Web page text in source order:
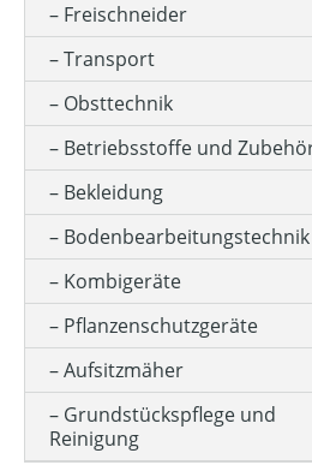
HUBRAUM (IN CM³)
KLASSIFIZIERUNG
MOTOR-ZYLINDERANZAHL
MOTORLEISTUNG (IN PS)
MOTORLEISTUNG (IN
Freischneider
Transport
Obsttechnik
Betriebsstoffe und
Bekleidung
Bodenbearbeitungstechnik
Kombigeräte
Pflanzenschutzgeräte
Aufsitzmäher
Grundstückspflege und
Reinigung